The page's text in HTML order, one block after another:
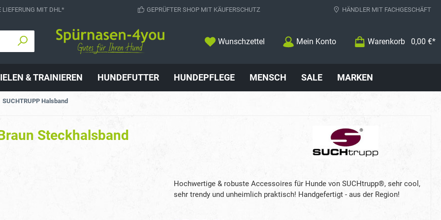
LIEFERUNG MIT DHL* GEPRÜFTER SHOP MIT KÄUFERSCHUTZ HÄNDLER MIT FACHGESCHÄFT
Wunschzettel Mein Konto Warenkorb 0,00 €*
& TRAINIEREN HUNDEFUTTER HUNDEPFLEGE MENSCH SALE MARKEN
SUCHTRUPP Halsband
Steckhalsband
Hochwertige & robuste Accessoires für Hunde von SUCHtrupp®, sehr cool,
sehr trendy und unheimlich praktisch! Handgefertigt - aus der Region!